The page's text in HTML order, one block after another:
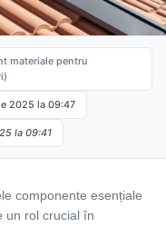
materiale pentru
2025 la 09:47
la 09:41
componente esențiale
un rol crucial în